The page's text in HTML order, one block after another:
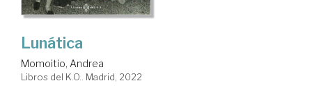
Lunática
Momoitio, Andrea
Libros del K.O.. Madrid, 2022